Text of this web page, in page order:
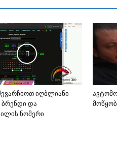
იღბლიანი
ბრენდი და
ნომერი